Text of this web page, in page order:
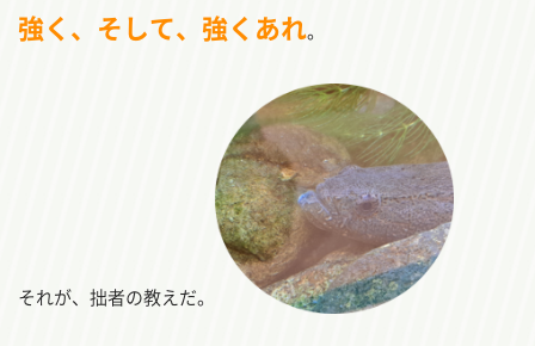
強く、そして、強くあれ。
それが、拙者の教えだ。